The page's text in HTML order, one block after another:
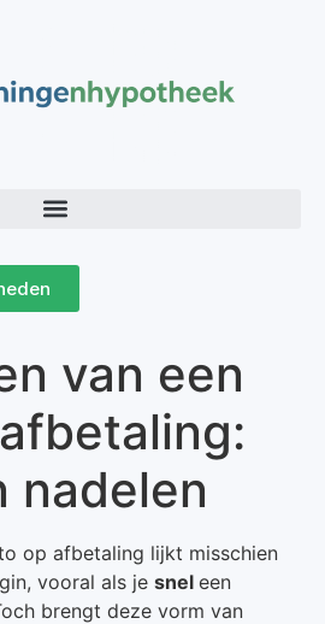
van een
nadelen
op afbetaling lijkt misschien
vooral als je snel een
brengt deze vorm van